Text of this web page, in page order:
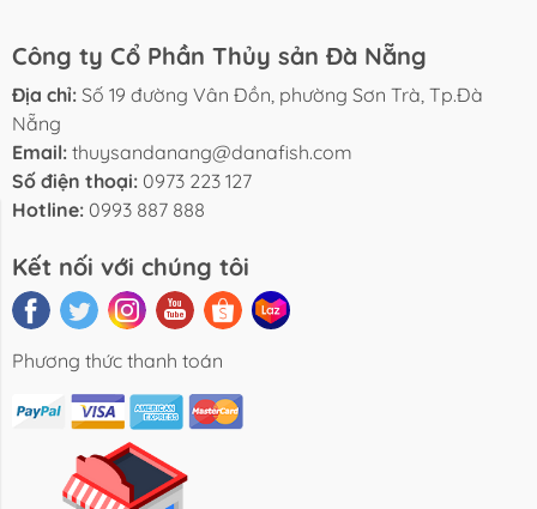
Công ty Cổ Phần Thủy sản Đà Nẵng
Địa chỉ: Số 19 đường Vân Đồn, phường Sơn Trà, Tp.Đà
Nẵng
Email: thuysandanang@danafish.com
Số điện thoại: 0973 223 127
Hotline: 0993 887 888
Kết nối với chúng tôi
Phương thức thanh toán